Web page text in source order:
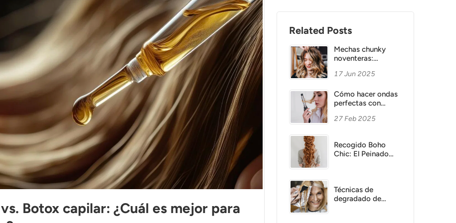
Botox capilar: ¿Cuál es mejor para
Related Posts
Mechas chunky
noventeras:
consejos
17 Jun 2025
Cómo hacer ondas
perfectas con
Guía completa
27 Feb 2025
Recogido Boho
Chic: El Peinado
Técnicas de
degradado de